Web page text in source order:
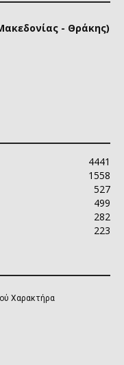
- Θράκης)
4441
1558
527
499
282
223
Χαρακτήρα